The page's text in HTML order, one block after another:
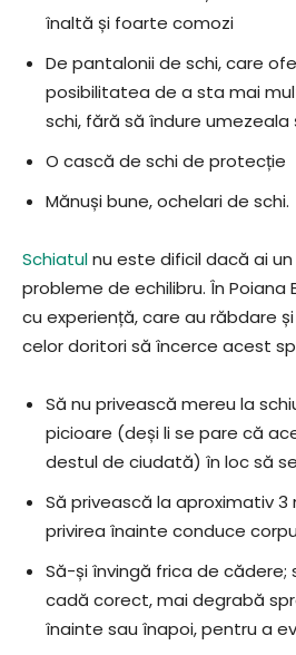
înaltă și foarte comozi
De pantalonii de schi, care
posibilitatea de a sta mai
schi, fără să îndure umezeala
O cască de schi de protecție
Mănuși bune, ochelari de schi.
Schiatulnu este dificil dacă ai
probleme de echilibru. În Poiana
cu experiență, care au răbdare
celor doritori să încerce acest
Să nu privească mereu la
picioare (deși li se pare că
destul de ciudată) în loc să
Să privească la aproximativ
privirea înainte conduce
Să-și învingă frica de cădere;
cadă corect, mai degrabă
înainte sau înapoi, pentru a